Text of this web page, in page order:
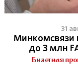
31
Минкомсвязи
до 3 млн
Билетная